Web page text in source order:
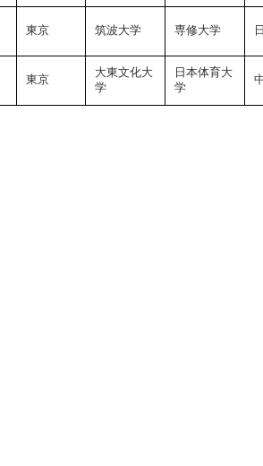
東京 筑波大学 専修大学
東京
大東文化大
学
日本体育大
学